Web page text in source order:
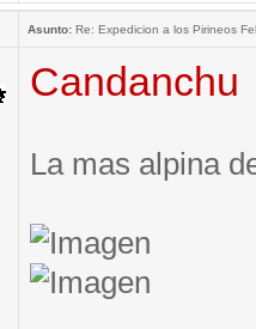
Asunto:Re: Expedicion a los Pirineos
Candanchu
La mas alpina